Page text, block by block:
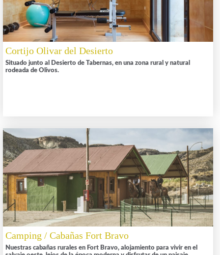
Cortijo Olivar del Desierto
Situado junto al Desierto de Tabernas, en una zona rural y natural
rodeada de Olivos.
Camping / Cabañas Fort Bravo
Nuestras cabañas rurales en Fort Bravo, alojamiento para vivir en el